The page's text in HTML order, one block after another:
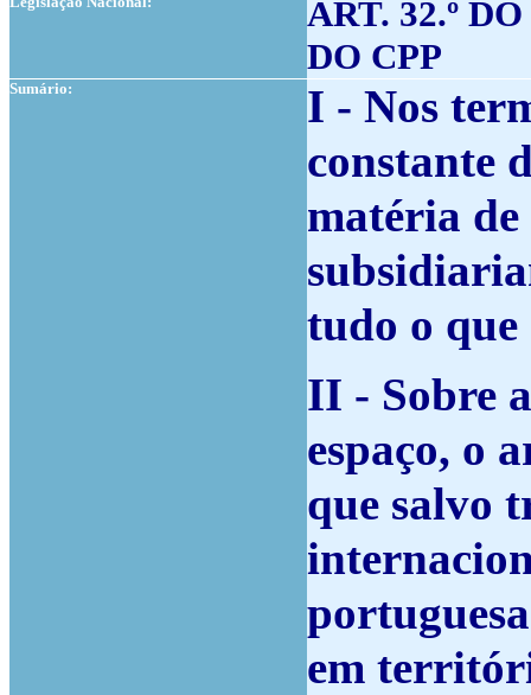
ART. 32.º
DO CPP
Sumário:
I - Nos
constante
matéria de
tudo o
II - Sobre
espaço, o
que salvo
em